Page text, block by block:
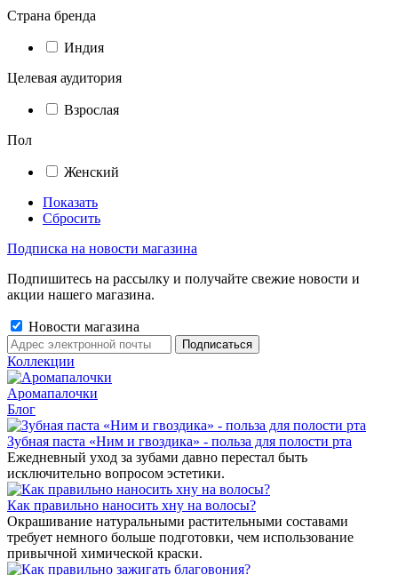
Страна бренда
Индия
Целевая аудитория
Взрослая
Пол
Женский
Показать
Сбросить
Подписка на новости магазина
Подпишитесь на рассылку и получайте свежие новости и
акции нашего магазина.
Новости магазина
Коллекции
Аромапалочки
Блог
Зубная паста «Ним и гвоздика» - польза для полости рта
Ежедневный уход за зубами давно перестал быть
исключительно вопросом эстетики.
Как правильно наносить хну на волосы?
Окрашивание натуральными растительными составами
требует немного больше подготовки, чем использование
привычной химической краски.